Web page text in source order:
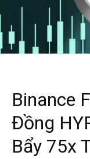
Binance
Đồng
Bẩy 75x